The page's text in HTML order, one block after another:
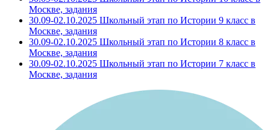
Москве, задания
30.09-02.10.2025 Школьный этап по Истории 9 класс в
Москве, задания
30.09-02.10.2025 Школьный этап по Истории 8 класс в
Москве, задания
30.09-02.10.2025 Школьный этап по Истории 7 класс в
Москве, задания